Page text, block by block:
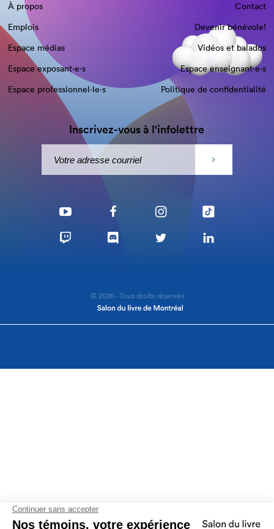
À propos
Contact
Emplois
Devenir bénévole!
Espace médias
Vidéos et balados
Espace exposant·e⋅s
Espace enseignant·e⋅s
Espace professionnel·le⋅s
Politique de confidentialité
Inscrivez-vous à l'infolettre
© 2026 - Tous droits réservés